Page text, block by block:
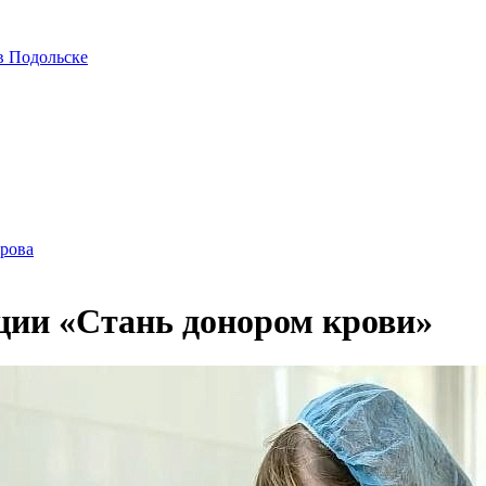
Подольске
«Стань донором крови»